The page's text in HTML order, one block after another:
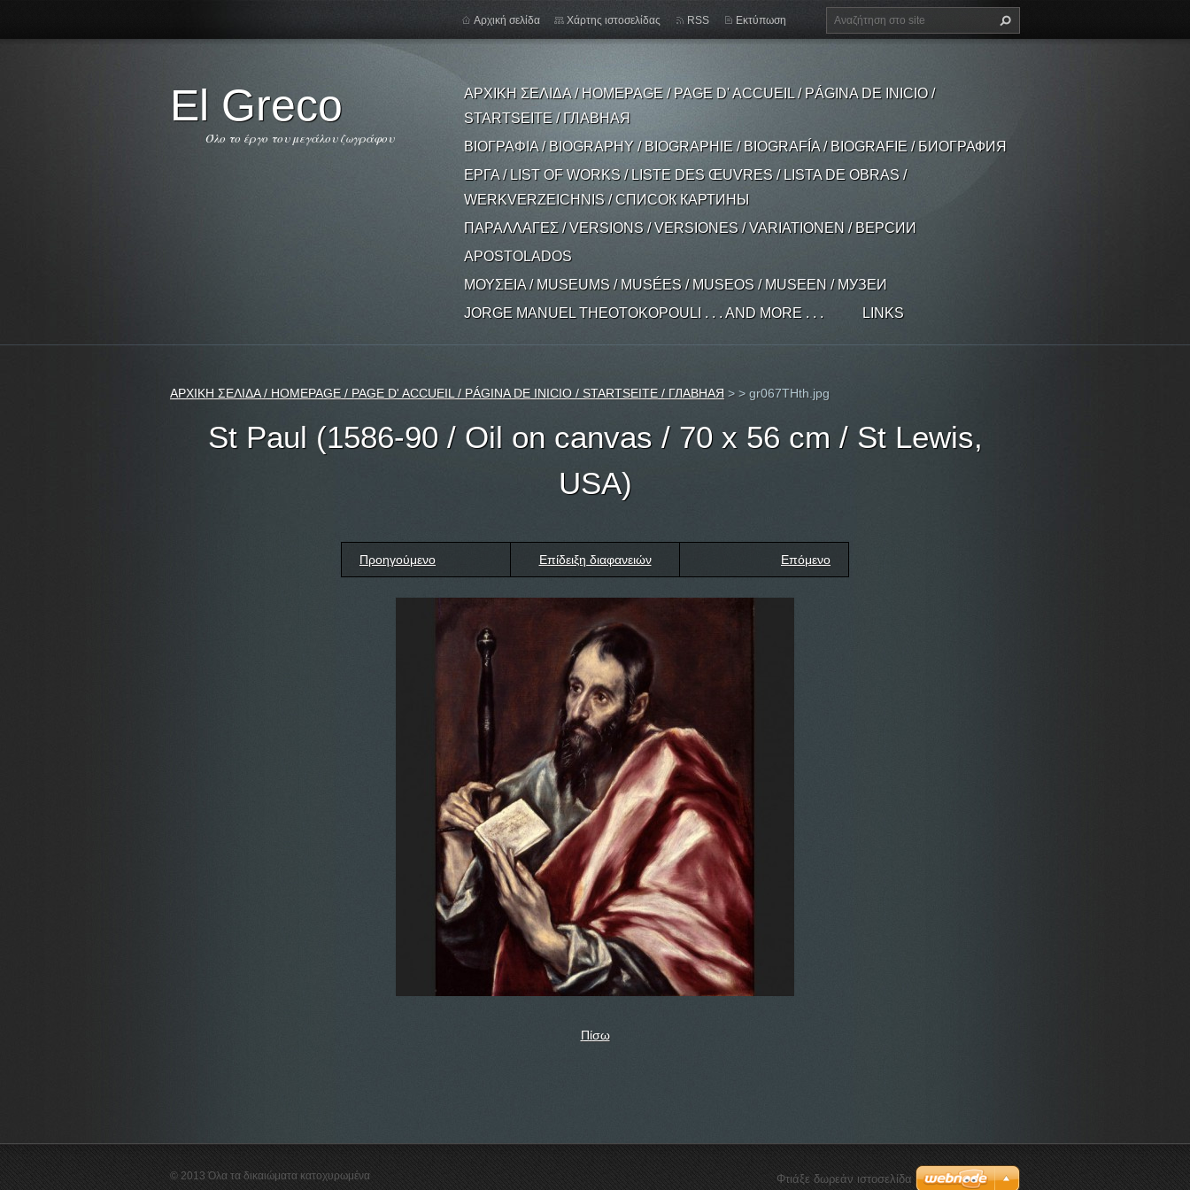
El Greco
Όλο το έργο του μεγάλου ζωγράφου
ΑΡΧΙΚΗ ΣΕΛΙΔΑ / HOMEPAGE / PAGE D' ACCUEIL / PÁGINA DE INICIO /
STARTSEITE / ГЛАВНАЯ
ΒΙΟΓΡΑΦΙΑ / BIOGRAPHY / BIOGRAPHIE / BIOGRAFÍA / BIOGRAFIE / БИОГРАФИЯ
ΕΡΓΑ / LIST OF WORKS / LISTE DES ŒUVRES / LISTA DE OBRAS /
WERKVERZEICHNIS / СПИСОК КАРТИНЫ
ΠΑΡΑΛΛΑΓΕΣ / VERSIONS / VERSIONES / VARIATIONEN / ВЕРСИИ
APOSTOLADOS
ΜΟΥΣΕΙΑ / MUSEUMS / MUSÉES / MUSEOS / MUSEEN / МУЗЕИ
JORGE MANUEL THEOTOKOPOULI . . . AND MORE . . .
LINKS
Αρχική σελίδα Χάρτης ιστοσελίδας RSS Εκτύπωση
ΑΡΧΙΚΗ ΣΕΛΙΔΑ / HOMEPAGE / PAGE D' ACCUEIL / PÁGINA DE INICIO / STARTSEITE / ГЛАВНАЯ > > gr067THth.jpg
St Paul (1586-90 / Oil on canvas / 70 x 56 cm / St Lewis,
USA)
Προηγούμενο Επίδειξη διαφανειών Επόμενο
Πίσω
© 2013 Όλα τα δικαιώματα κατοχυρωμένα Φτιάξε δωρεάν ιστοσελίδα